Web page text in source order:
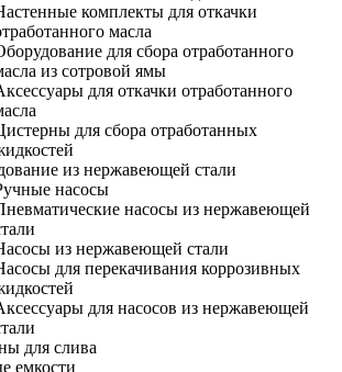
комплекты для откачки
масла
для сбора отработанного
из сотровой ямы
для откачки отработанного
для сбора отработанных
из нержавеющей стали
насосы
насосы из нержавеющей
из нержавеющей стали
для перекачивания коррозивных
для насосов из нержавеющей
для слива
емкости